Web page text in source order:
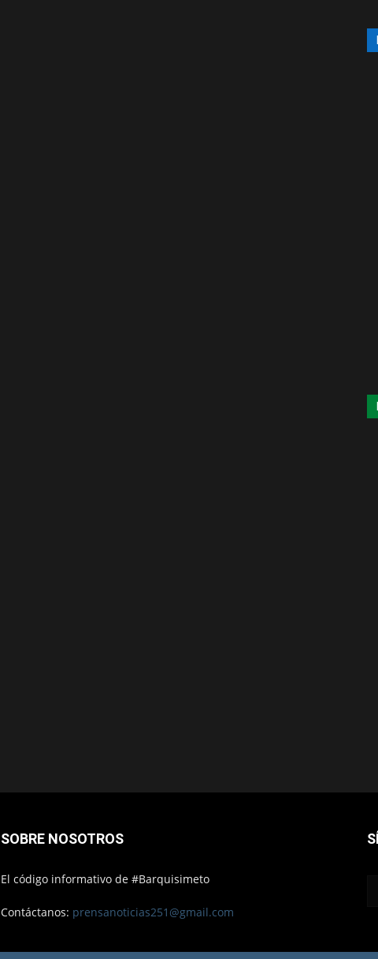
SOBRE NOSOTROS
El código informativo de #Barquisimeto
Contáctanos: prensanoticias251@gmail.com